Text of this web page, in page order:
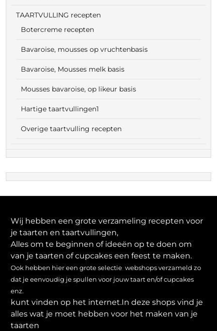
TAARTVULLING recepten
Botercreme recepten
Bavaroise, mousses op vruchtenbasis
Bavaroise, Mousses melk basis
Mousses bavaroise, op likeur basis
Hartige taartvullingen1
Overige taartvulling recepten
Wij hebben een grote verzameling recepten voor
je taarten en taartvullingen,
Alles om te beginnen of ideeën op te doen om
van je taarten of cupcakes een feest te maken.
Ook hebben hier een grote selectie webshops verzameld zo
dat je eenvoudig je spullen voor jouw taart en/of cupcakes
enz.
kunt vinden op het internet.In deze shops vind je
alles wat je moet hebben voor het maken van je
taarten